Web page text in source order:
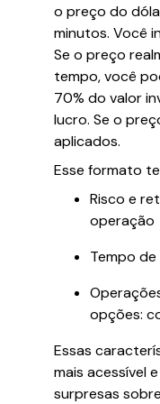
o preço do
minutos. Você
Se o preço
tempo, você
70% do valor
lucro. Se o
aplicados.
Esse formato
Risco e
operação
Tempo
opções:
Essas
mais acessível
surpresas